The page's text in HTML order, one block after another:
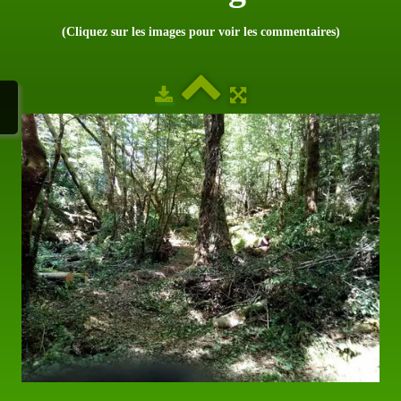
(Cliquez sur les images pour voir les commentaires)